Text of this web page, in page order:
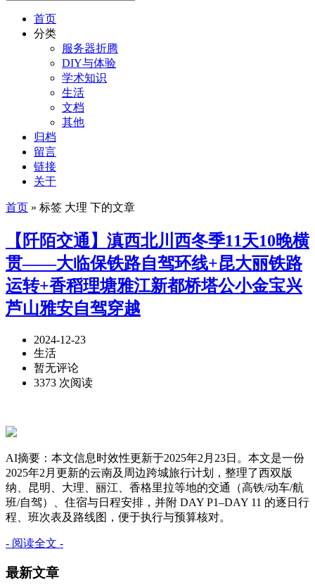
首页
分类
服务器折腾
DIY与体验
学术知识
生活
文档
其他
归档
留言
链接
关于
首页 » 标签 大理 下的文章
【阡陌交通】滇西北川西冬季11天10晚横
贯——大临保铁路自驾环线+昆大丽铁路
运转+香稻理塘雅江新都桥塔公小金宝兴
芦山雅安自驾穿越
2024-12-23
生活
暂无评论
3373 次阅读
AI摘要：本文信息时效性更新于2025年2月23日。本文是一份
2025年2月更新的云南及周边跨城旅行计划，整理了西双版
纳、昆明、大理、丽江、香格里拉等地的交通（高铁/动车/航
班/自驾）、住宿与日程安排，并附 DAY P1–DAY 11 的逐日行
程、班次表及路线图，便于执行与预算核对。
- 阅读全文 -
最新文章